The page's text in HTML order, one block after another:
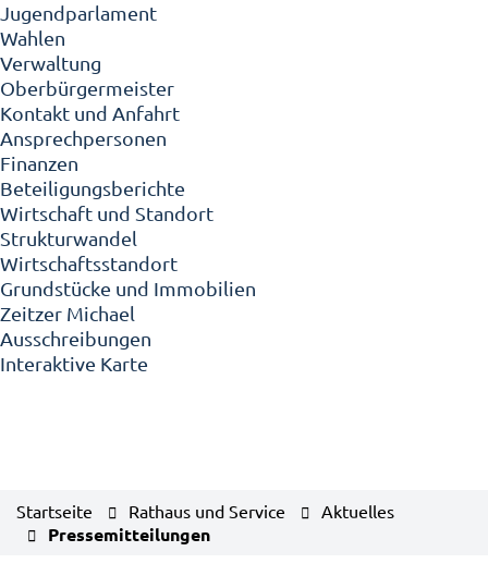
Jugendparlament
Wahlen
Verwaltung
Oberbürgermeister
Kontakt und Anfahrt
Ansprechpersonen
Finanzen
Beteiligungsberichte
Wirtschaft und Standort
Strukturwandel
Wirtschaftsstandort
Grundstücke und Immobilien
Zeitzer Michael
Ausschreibungen
Interaktive Karte
Startseite Rathaus und Service Aktuelles
Pressemitteilungen